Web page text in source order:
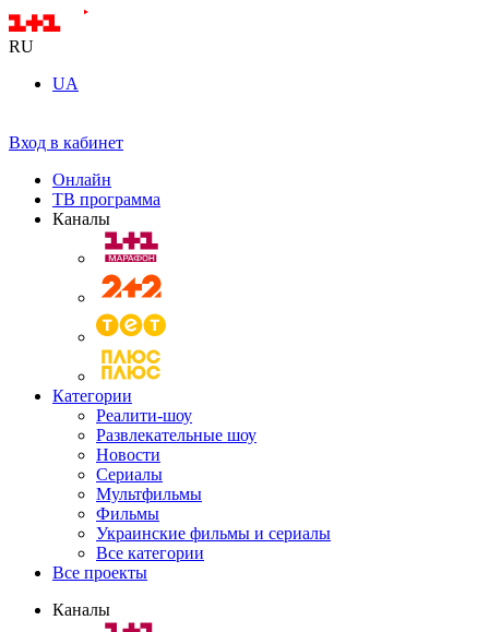
RU
UA
Вход в кабинет
Онлайн
ТВ программа
Каналы
Категории
Реалити-шоу
Развлекательные шоу
Новости
Сериалы
Мультфильмы
Фильмы
Украинские фильмы и сериалы
Все категории
Все проекты
Каналы